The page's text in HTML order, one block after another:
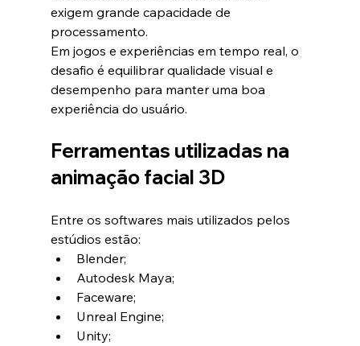
exigem grande capacidade de
processamento.
Em jogos e experiências em tempo real, o
desafio é equilibrar qualidade visual e
desempenho para manter uma boa
experiência do usuário.
Ferramentas utilizadas na
animação facial 3D
Entre os softwares mais utilizados pelos
estúdios estão:
Blender;
Autodesk Maya;
Faceware;
Unreal Engine;
Unity;